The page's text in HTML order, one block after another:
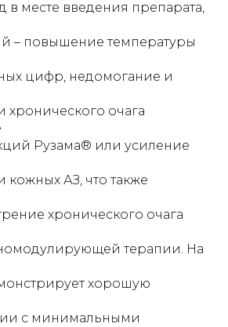
в месте введения препарата,
– повышение температуры
цифр, недомогание и
хронического очага
Рузама® или усиление
АЗ, что также
хронического очага
терапии. На
хорошую
с минимальными